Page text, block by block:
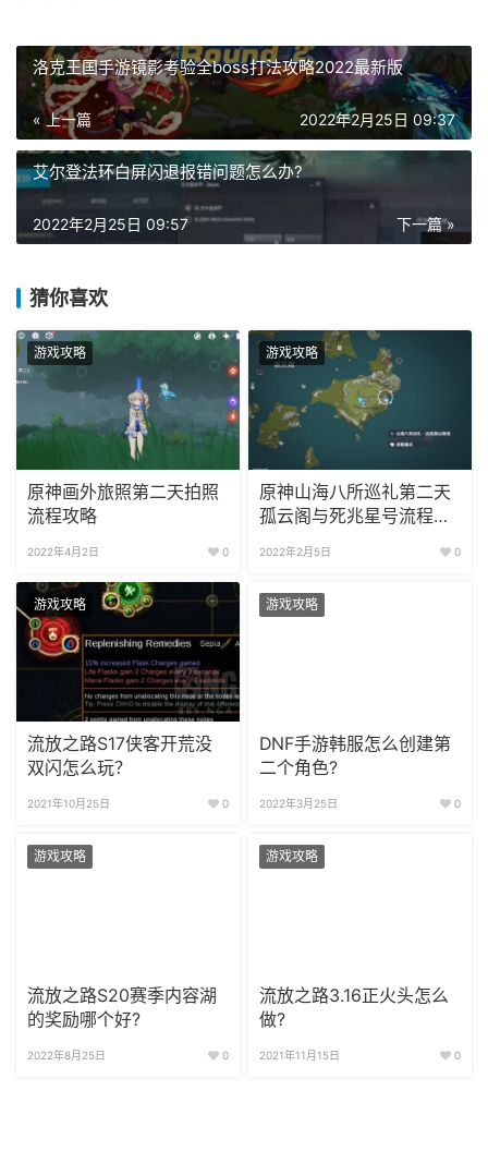
洛克王国手游镜影考验全boss打法攻略2022最新版
« 上一篇 2022年2月25日 09:37
艾尔登法环白屏闪退报错问题怎么办?
下一篇 »
2022年2月25日 09:57
猜你喜欢
游戏攻略
原神画外旅照第二天拍照
流程攻略
2022年4月2日 0
游戏攻略
原神山海八所巡礼第二天
孤云阁与死兆星号流程攻
2022年2月5日 0
游戏攻略
流放之路S17侠客开荒没
双闪怎么玩？
2021年10月25日 0
游戏攻略
DNF手游韩服怎么创建第
二个角色?
2022年3月25日 0
游戏攻略
流放之路S20赛季内容湖
的奖励哪个好?
2022年8月25日 0
游戏攻略
流放之路3.16正火头怎么
做?
2021年11月15日 0